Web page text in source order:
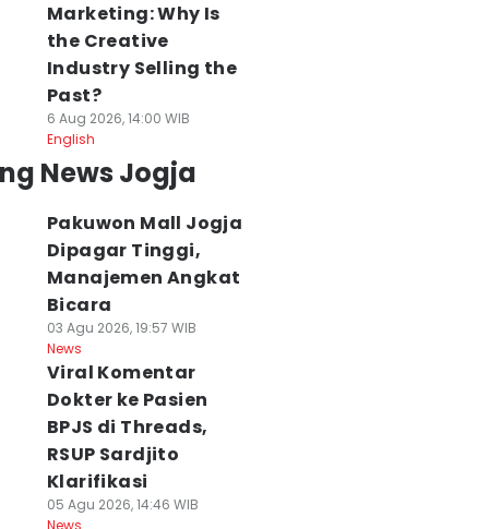
Marketing: Why Is
the Creative
Industry Selling the
Past?
6 Aug 2026, 14:00 WIB
English
News Jogja
Pakuwon Mall Jogja
Dipagar Tinggi,
Manajemen Angkat
Bicara
03 Agu 2026, 19:57 WIB
News
Viral Komentar
Dokter ke Pasien
BPJS di Threads,
RSUP Sardjito
Klarifikasi
05 Agu 2026, 14:46 WIB
News